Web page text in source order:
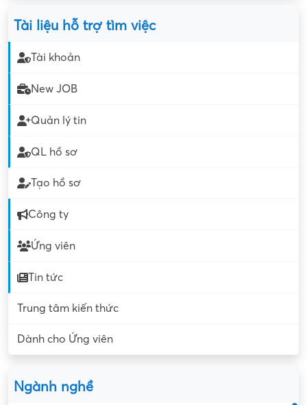
Tài liệu hỗ trợ tìm việc
Tài khoản
New JOB
Quản lý tin
QL hồ sơ
Tạo hồ sơ
Công ty
Ứng viên
Tin tức
Trung tâm kiến thức
Dành cho Ứng viên
Ngành nghề